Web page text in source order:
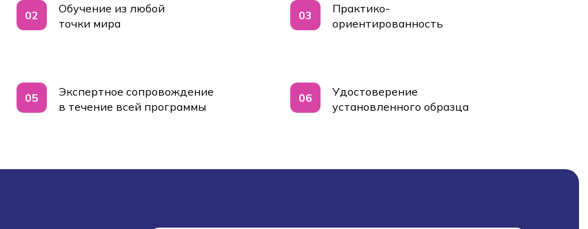
Обучение из любой
точки мира
Практико-
ориентированность
Экспертное сопровождение
в течение всей программы
Удостоверение
установленного образца
02
05
03
06